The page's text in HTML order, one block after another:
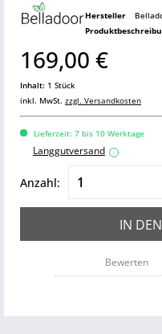
Hersteller
169,00 €
Inhalt: 1 Stück
inkl. MwSt. zzgl. Versandkosten
Lieferzeit: 7 bis 10 Werktage
Langgutversand i
Anzahl:
IN DEN
Bewerten